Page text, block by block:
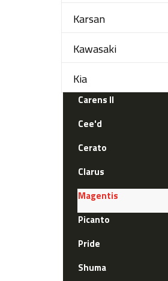
Karsan
Kawasaki
Kia
Carens II
Cee'd
Cerato
Clarus
Magentis
Picanto
Pride
Shuma